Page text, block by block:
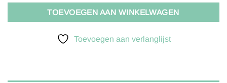
TOEVOEGEN AAN WINKELWAGEN
Toevoegen aan verlanglijst